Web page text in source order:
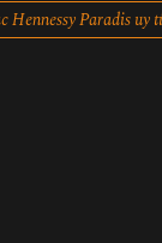
Hennessy Paradis uy